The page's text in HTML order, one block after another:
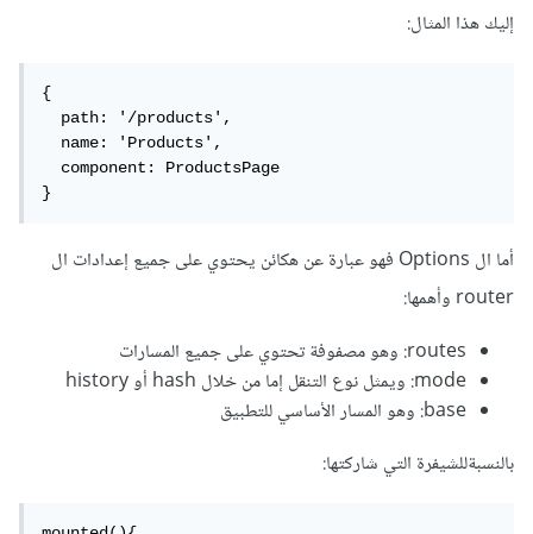
إليك هذا المثال:
{
  path: '/products',
  name: 'Products',
  component: ProductsPage
}
أما ال Options فهو عبارة عن هكائن يحتوي على جميع إعدادات ال
router وأهمها:
routes: وهو مصفوفة تحتوي على جميع المسارات
mode: ويمثل نوع التنقل إما من خلال hash أو history
base: وهو المسار الأساسي للتطبيق
بالنسبةللشيفرة التي شاركتها: